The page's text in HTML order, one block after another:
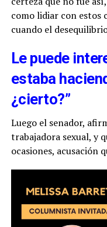
como lidiar con estos
cuando el
Le puede
estaba
¿cierto?”
Luego el senador,
trabajadora sexual, y
ocasiones, acusación